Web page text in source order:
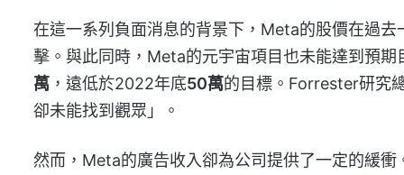
在這一系列負面消息的背景下，Meta的股價在過去
擊。與此同時，Meta的元宇宙項目也未能達到預期
萬 ，遠低於2022年底50萬的目標。Forrester研究
卻未能找到觀眾」。
然而，Meta的廣告收入卻為公司提供了一定的緩